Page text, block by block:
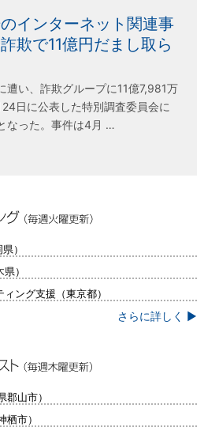
インターネット関連事
欺で11億円だまし取ら
遭い、詐欺グループに11億7,981万
日に公表した特別調査委員会に
なった。事件は4月 …
）
）
ング支援（東京都）
さらに詳しく ▶
山市）
市）